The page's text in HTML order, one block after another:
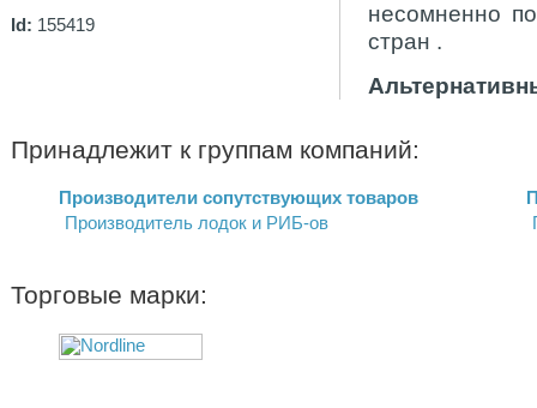
Id: 155419
несомненно
стран .
Принадлежит к группам компаний:
Производители сопутствующих товаров
Производитель лодок и РИБ-ов
Торговые марки: